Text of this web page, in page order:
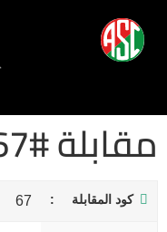
مقابلة #67
كود المقابلة 67